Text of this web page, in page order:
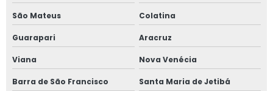
Esocial com certificado digital
Esocial fgts digital
São Mateus Colatina
Guarapari Aracruz
Viana Nova Venécia
Barra de São Francisco Santa Maria de Jetibá